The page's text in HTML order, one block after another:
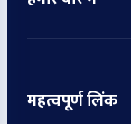
महत्वपूर्ण लिंक